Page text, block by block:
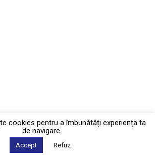
cookies pentru a îmbunătăți experiența ta
de navigare.
Accept Refuz